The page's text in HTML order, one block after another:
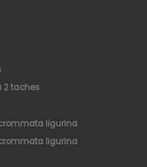
2 taches
ligurina
ligurina